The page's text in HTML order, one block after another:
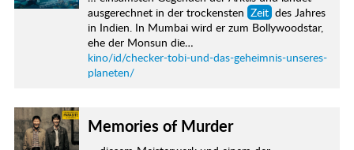
ausgerechnet in der trockensten Zeit des Jahres
in Indien. In Mumbai wird er zum Bollywoodstar,
ehe der Monsun die…
kino/id/checker-tobi-und-das-geheimnis-unseres-
planeten/
Memories of Murder